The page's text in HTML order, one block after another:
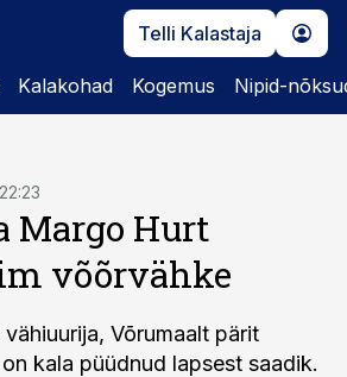
Telli Kalastaja
Kalakohad Kogemus Nipid-
Margo Hurt
võõrvähke
Võrumaalt pärit
kala püüdnud lapsest saadik.